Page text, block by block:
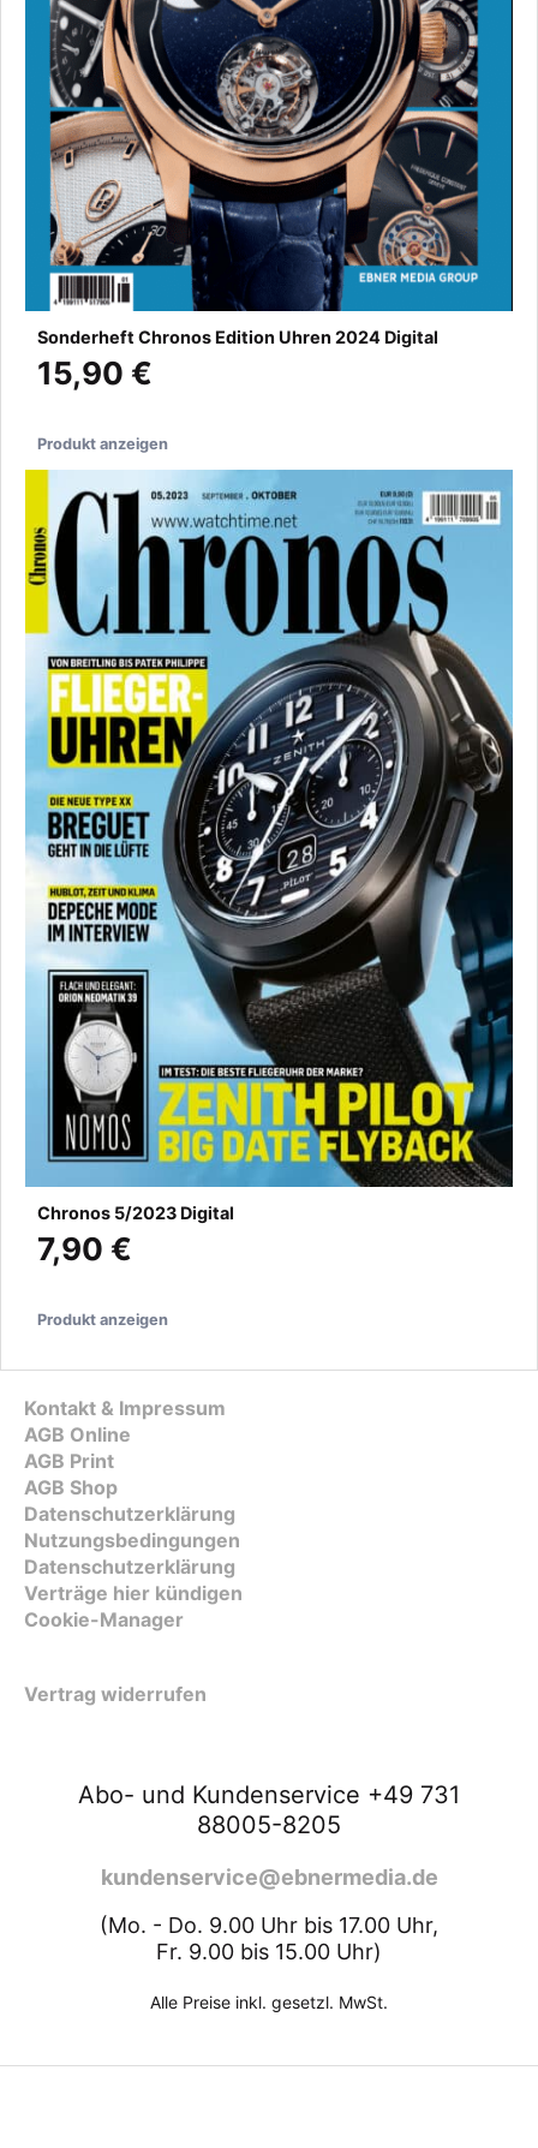
Sonderheft Chronos Edition Uhren 2024 Digital
15,90 €
Produkt anzeigen
Chronos 5/2023 Digital
7,90 €
Produkt anzeigen
Kontakt & Impressum
AGB Online
AGB Print
AGB Shop
Datenschutzerklärung
Nutzungsbedingungen
Datenschutzerklärung
Verträge hier kündigen
Cookie-Manager
Vertrag widerrufen
Abo- und Kundenservice +49 731
88005-8205
kundenservice@ebnermedia.de
(Mo. - Do. 9.00 Uhr bis 17.00 Uhr,
Fr. 9.00 bis 15.00 Uhr)
Alle Preise inkl. gesetzl. MwSt.